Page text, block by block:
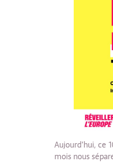
Aujourd’hui, ce
mois nous